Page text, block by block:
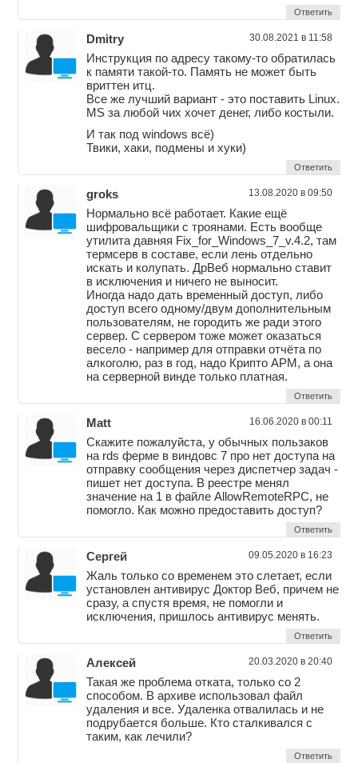
Ответить
Dmitry 30.08.2021 в 11:58
Инструкция по адресу такому-то обратилась
к памяти такой-то. Память не может быть
вриттен итц.
Все же лучший вариант - это поставить Linux.
MS за любой чих хочет денег, либо костыли.
И так под windows всё)
Твики, хаки, подмены и хуки)
Ответить
groks 13.08.2020 в 09:50
Нормально всё работает. Какие ещё
шифровальщики с троянами. Есть вообще
утилита давняя Fix_for_Windows_7_v.4.2, там
термсерв в составе, если лень отдельно
искать и колупать. ДрВеб нормально ставит
в исключения и ничего не выносит.
Иногда надо дать временный доступ, либо
доступ всего одному/двум дополнительным
пользователям, не городить же ради этого
сервер. С сервером тоже может оказаться
весело - например для отправки отчёта по
алкоголю, раз в год, надо Крипто АРМ, а она
на серверной винде только платная.
Ответить
Matt 16.06.2020 в 00:11
Скажите пожалуйста, у обычных пользаков
на rds ферме в виндовс 7 про нет доступа на
отправку сообщения через диспетчер задач -
пишет нет доступа. В реестре менял
значение на 1 в файле AllowRemoteRPC, не
помогло. Как можно предоставить доступ?
Ответить
Сергей 09.05.2020 в 16:23
Жаль только со временем это слетает, если
установлен антивирус Доктор Веб, причем не
сразу, а спустя время, не помогли и
исключения, пришлось антивирус менять.
Ответить
Алексей 20.03.2020 в 20:40
Такая же проблема отката, только со 2
способом. В архиве использовал файл
удаления и все. Удаленка отвалилась и не
подрубается больше. Кто сталкивался с
таким, как лечили?
Ответить